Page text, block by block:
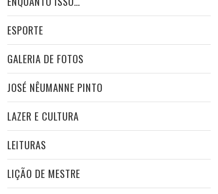
ESPORTE
GALERIA DE FOTOS
JOSÉ NÊUMANNE PINTO
LAZER E CULTURA
LEITURAS
LIÇÃO DE MESTRE